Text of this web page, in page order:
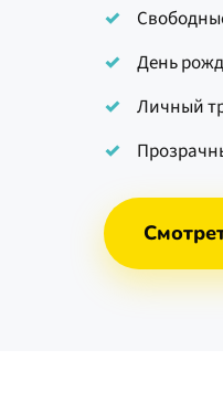
День
Личный